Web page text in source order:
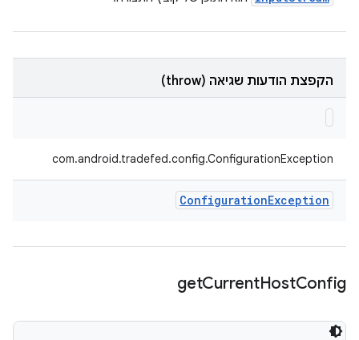
הקפצת הודעות שגיאה (throw)
com.android.tradefed.config.ConfigurationException
ConfigurationException
getCurrentHostConfig